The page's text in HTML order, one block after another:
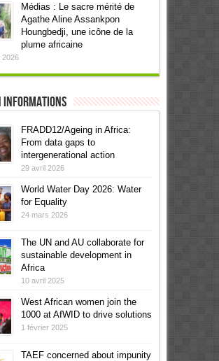
Médias : Le sacre mérité de
Agathe Aline Assankpon
Houngbedji, une icône de la
plume africaine
2026
informations
FRADD12/Ageing in Africa:
From data gaps to
intergenerational action
29 avril 2026
World Water Day 2026: Water
for Equality
24 mars 2026
The UN and AU collaborate for
sustainable development in
Africa
10 avril 2025
West African women join the
1000 at AfWID to drive solutions
1 février 2025
TAEF concerned about impunity